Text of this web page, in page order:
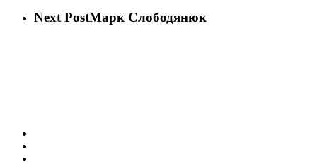
Next PostМарк Слободянюк